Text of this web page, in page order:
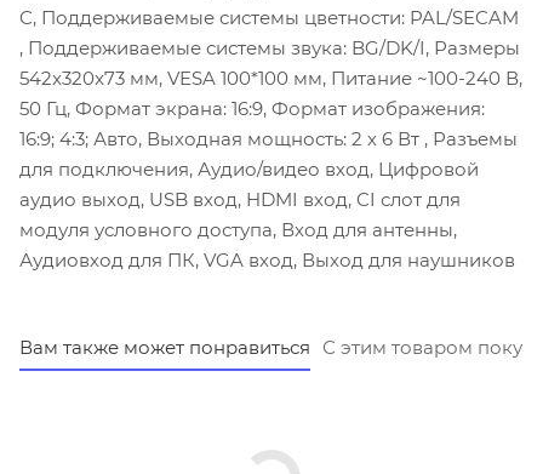
C, Поддерживаемые системы цветности: PAL/SECAM
, Поддерживаемые системы звука: BG/DK/I, Размеры
542x320x73 мм, VESA 100*100 мм, Питание ~100-240 В,
50 Гц, Формат экрана: 16:9, Формат изображения:
16:9; 4:3; Авто, Выходная мощность: 2 х 6 Вт , Разъемы
для подключения, Аудио/видео вход, Цифровой
аудио выход, USB вход, HDMI вход, CI слот для
модуля условного доступа, Вход для антенны,
Аудиовход для ПК, VGA вход, Выход для наушников
Вам также может понравиться С этим товаром